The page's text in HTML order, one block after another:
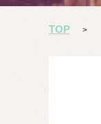
TOP >